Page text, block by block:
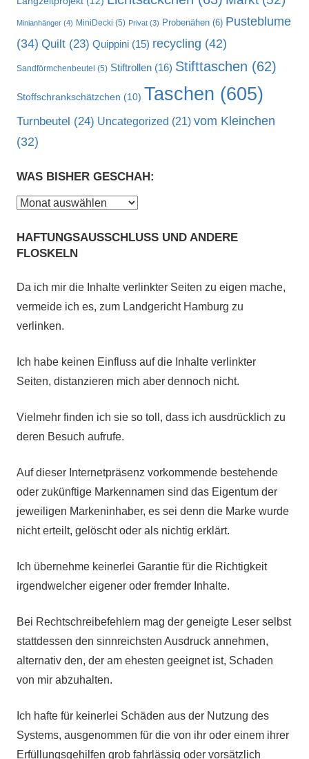
Minianhänger (4) MiniDecki (5) Privat (3) Probenähen (6) Pusteblume
(34) Quilt (23) Quippini (15) recycling (42)
Sandförmchenbeutel (5) Stiftrollen (16) Stifttaschen (62)
Stoffschrankschätzchen (10) Taschen (605)
Turnbeutel (24) Uncategorized (21) vom Kleinchen
(32)
WAS BISHER GESCHAH:
Was
geschah:
HAFTUNGSAUSSCHLUSS UND ANDERE
FLOSKELN
Da ich mir die Inhalte verlinkter Seiten zu eigen mache,
vermeide ich es, zum Landgericht Hamburg zu
verlinken.
Ich habe keinen Einfluss auf die Inhalte verlinkter
Seiten, distanzieren mich aber dennoch nicht.
Vielmehr finden ich sie so toll, dass ich ausdrücklich zu
deren Besuch aufrufe.
Auf dieser Internetpräsenz vorkommende bestehende
oder zukünftige Markennamen sind das Eigentum der
jeweiligen Markeninhaber, es sei denn die Marke wurde
nicht erteilt, gelöscht oder als nichtig erklärt.
Ich übernehme keinerlei Garantie für die Richtigkeit
irgendwelcher eigener oder fremder Inhalte.
Bei Rechtschreibefehlern mag der geneigte Leser selbst
stattdessen den sinnreichsten Ausdruck annehmen,
alternativ den, der am ehesten geeignet ist, Schaden
von mir abzuhalten.
Ich hafte für keinerlei Schäden aus der Nutzung des
Systems, ausgenommen für die von ihr oder einem ihrer
Erfüllungsgehilfen grob fahrlässig oder vorsätzlich